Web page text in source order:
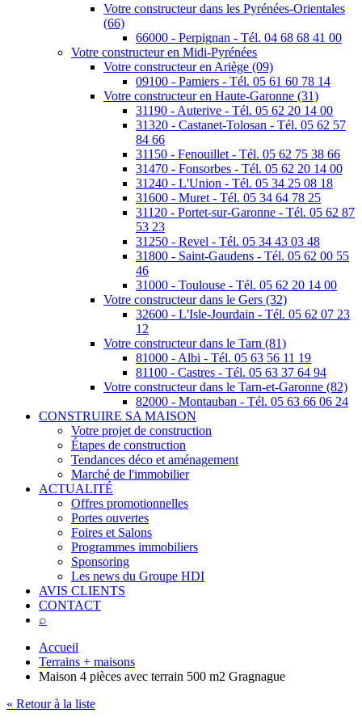
Votre constructeur dans les Pyrénées-Orientales
(66)
66000 - Perpignan - Tél. 04 68 68 41 00
Votre constructeur en Midi-Pyrénées
Votre constructeur en Ariège (09)
09100 - Pamiers - Tél. 05 61 60 78 14
Votre constructeur en Haute-Garonne (31)
31190 - Auterive - Tél. 05 62 20 14 00
31320 - Castanet-Tolosan - Tél. 05 62 57
84 66
31150 - Fenouillet - Tél. 05 62 75 38 66
31470 - Fonsorbes - Tél. 05 62 20 14 00
31240 - L'Union - Tél. 05 34 25 08 18
31600 - Muret - Tél. 05 34 64 78 25
31120 - Portet-sur-Garonne - Tél. 05 62 87
53 23
31250 - Revel - Tél. 05 34 43 03 48
31800 - Saint-Gaudens - Tél. 05 62 00 55
46
31000 - Toulouse - Tél. 05 62 20 14 00
Votre constructeur dans le Gers (32)
32600 - L'Isle-Jourdain - Tél. 05 62 07 23
12
Votre constructeur dans le Tarn (81)
81000 - Albi - Tél. 05 63 56 11 19
81100 - Castres - Tél. 05 63 37 64 94
Votre constructeur dans le Tarn-et-Garonne (82)
82000 - Montauban - Tél. 05 63 66 06 24
CONSTRUIRE SA MAISON
Votre projet de construction
Étapes de construction
Tendances déco et aménagement
Marché de l'immobilier
ACTUALITÉ
Offres promotionnelles
Portes ouvertes
Foires et Salons
Programmes immobiliers
Sponsoring
Les news du Groupe HDI
AVIS CLIENTS
CONTACT
⌕
Accueil
Terrains + maisons
Maison 4 pièces avec terrain 500 m2 Gragnague
« Retour à la liste